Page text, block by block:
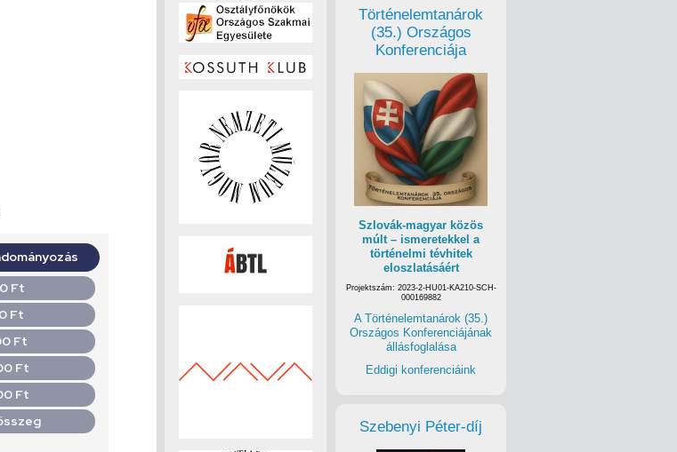
Történelemtanárok
(35.) Országos
Konferenciája
Szlovák-magyar közös
múlt – ismeretekkel a
történelmi tévhitek
eloszlatásáért
Projektszám: 2023-2-HU01-KA210-SCH-
000169882
A Történelemtanárok (35.)
Országos Konferenciájának
állásfoglalása
Eddigi konferenciáink
Szebenyi Péter-díj